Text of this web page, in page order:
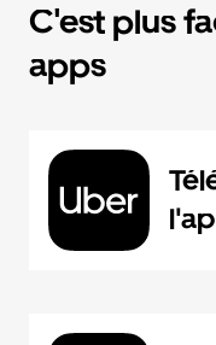
C'est plus
apps